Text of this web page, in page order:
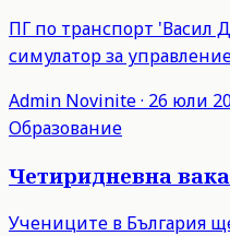
ПГ по транспорт 'Васил
симулатор за
Admin Novinite· 26 юли
Образование
Четиридневна
Учениците в България